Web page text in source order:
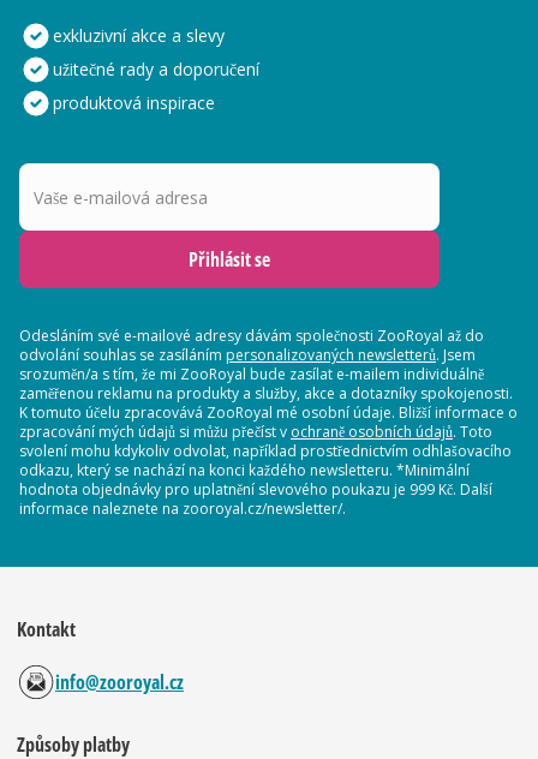
exkluzivní akce a slevy
užitečné rady a doporučení
produktová inspirace
Vaše e-mailová adresa
Přihlásit se
Odesláním své e-mailové adresy dávám společnosti ZooRoyal až do
odvolání souhlas se zasíláním personalizovaných newsletterů. Jsem
srozuměn/a s tím, že mi ZooRoyal bude zasílat e-mailem individuálně
zaměřenou reklamu na produkty a služby, akce a dotazníky spokojenosti.
K tomuto účelu zpracovává ZooRoyal mé osobní údaje. Bližší informace o
zpracování mých údajů si můžu přečíst v ochraně osobních údajů. Toto
svolení mohu kdykoliv odvolat, například prostřednictvím odhlašovacího
odkazu, který se nachází na konci každého newsletteru. *Minimální
hodnota objednávky pro uplatnění slevového poukazu je 999 Kč. Další
informace naleznete na zooroyal.cz/newsletter/.
Kontakt
info@zooroyal.cz
Způsoby platby